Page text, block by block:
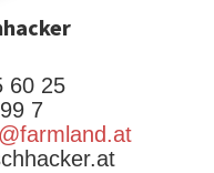
60 25
7